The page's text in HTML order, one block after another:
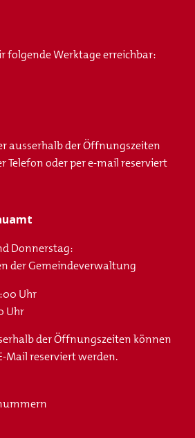
folgende Werktage erreichbar:
ausserhalb der Öffnungszeiten
Telefon oder per e-mail reserviert
Donnerstag:
der Gemeindeverwaltung
Uhr
Uhr
der Öffnungszeiten können
Mail reserviert werden.